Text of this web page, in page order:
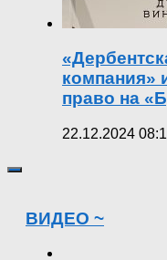
компания»
право на
22.12.2024
ВИДЕО ~